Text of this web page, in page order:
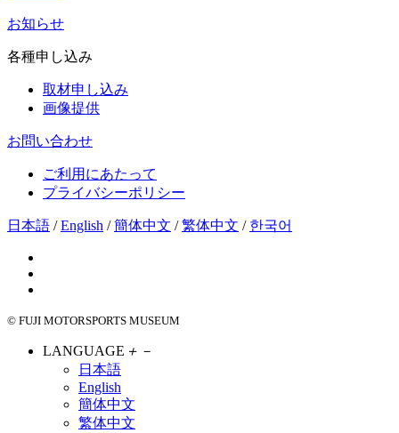
お知らせ
各種申し込み
取材申し込み
画像提供
お問い合わせ
ご利用にあたって
プライバシーポリシー
日本語 /English /簡体中文 /繁体中文 / 한국어
© FUJI MOTORSPORTS MUSEUM
LANGUAGE ＋ －
日本語
English
簡体中文
繁体中文